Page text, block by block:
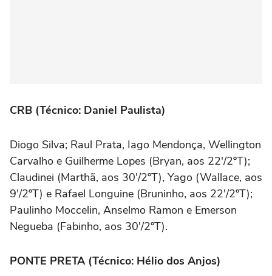
CRB (Técnico: Daniel Paulista)
Diogo Silva; Raul Prata, Iago Mendonça, Wellington
Carvalho e Guilherme Lopes (Bryan, aos 22'/2ºT);
Claudinei (Marthã, aos 30'/2ºT), Yago (Wallace, aos
9'/2ºT) e Rafael Longuine (Bruninho, aos 22'/2ºT);
Paulinho Moccelin, Anselmo Ramon e Emerson
Negueba (Fabinho, aos 30'/2ºT).
PONTE PRETA (Técnico: Hélio dos Anjos)